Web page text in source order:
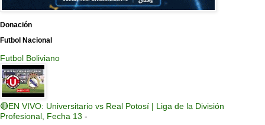
Donación
Futbol Nacional
Futbol Boliviano
🔴EN VIVO: Universitario vs Real Potosí | Liga de la División
Profesional, Fecha 13 -